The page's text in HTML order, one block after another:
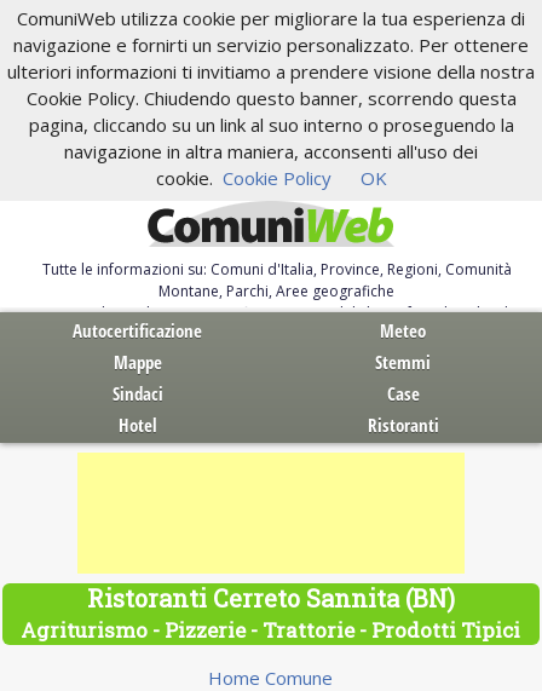
ComuniWeb utilizza cookie per migliorare la tua esperienza di
navigazione e fornirti un servizio personalizzato. Per ottenere
ulteriori informazioni ti invitiamo a prendere visione della nostra
Cookie Policy. Chiudendo questo banner, scorrendo questa
pagina, cliccando su un link al suo interno o proseguendo la
navigazione in altra maniera, acconsenti all'uso dei
cookie. Cookie Policy OK
Tutte le informazioni su: Comuni d'Italia, Province, Regioni, Comunità
Montane, Parchi, Aree geografiche
Servizi al Cittadino. Autocertificazione, moduli, leggi, free download
Autocertificazione
Meteo
Mappe
Stemmi
Sindaci
Case
Hotel
Ristoranti
Ristoranti Cerreto Sannita (BN)
Agriturismo - Pizzerie - Trattorie - Prodotti Tipici
Home Comune